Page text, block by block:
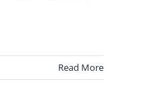
Read More